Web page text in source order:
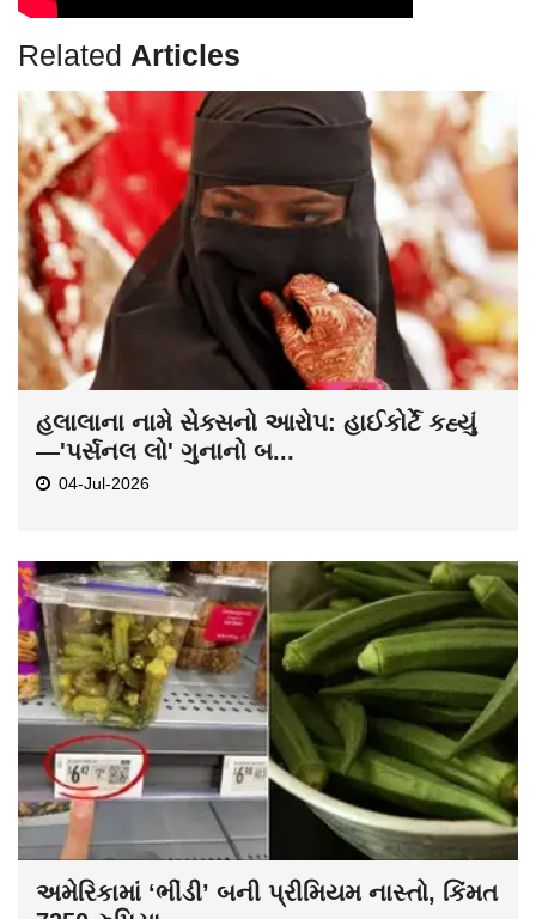
Related Articles
હલાલાના નામે સેક્સનો આરોપ: હાઈકોર્ટે કહ્યું
—'પર્સનલ લો' ગુનાનો બ...
04-Jul-2026
અમેરિકામાં ‘ભીંડી’ બની પ્રીમિયમ નાસ્તો, કિંમત